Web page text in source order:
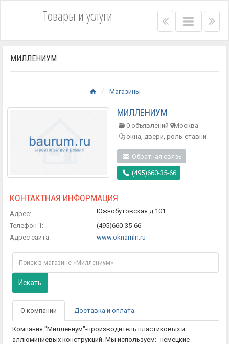
Товары и услуги Left
bar
Main
menu
Right
menu
bar
МИЛЛЕНИУМ
Магазины
МИЛЛЕНИУМ
0 объявлений Москва
окна, двери, роль-ставни
Обратная связь
(495)660-35-66
КОНТАКТНАЯ ИНФОРМАЦИЯ
Адрес:
Южнобутовская д.101
Телефон 1:
(495)660-35-66
Адрес сайта:
www.oknamln.ru
Искать
О компании Доставка и оплата
Компания "Миллениум"-производитель пластиковых и
аллюминиевых конструкций. Мы используем: -немецкие